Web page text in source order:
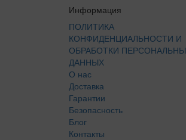
Информация
ПОЛИТИКА
КОНФИДЕНЦИАЛЬНОСТИ И
ОБРАБОТКИ
ДАННЫХ
О нас
Доставка
Гарантии
Безопасность
Блог
Контакты